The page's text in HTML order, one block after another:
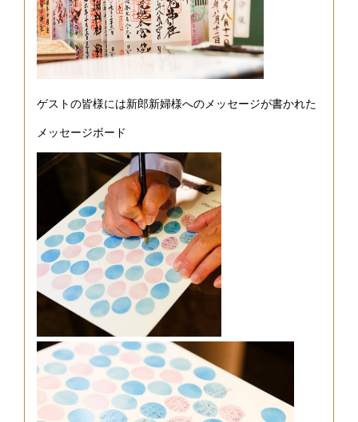
ゲストの皆様には新郎新婦様へのメッセージが書かれた
メッセージボード